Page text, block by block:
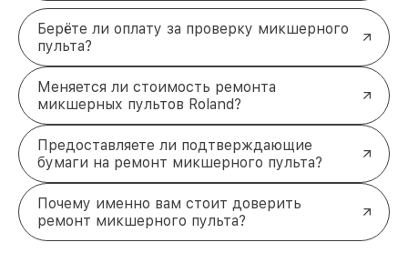
неисправностей устраняем в течение одного
рабочего дня.
Доставка
района города и вернём обратно после
ремонта.
Мы нацелены на то, чтобы ваше оборудование
работало как новое.
Обратитесь за ремонтом
микшерного пульта Roland прямо
сейчас
Нужен качественный ремонт микшерного пульта
Roland в Москве? Доверьте это дело
профессионалам. Позвоните нам по телефону+7
Берёте ли оплату за проверку микшерного
пульта?
Меняется ли стоимость ремонта
микшерных пультов Roland?
Предоставляете ли подтверждающие
бумаги на ремонт микшерного пульта?
Почему именно вам стоит доверить
ремонт микшерного пульта?